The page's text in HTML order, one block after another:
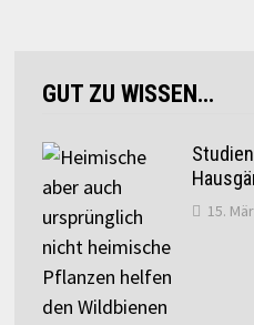
GUT ZU WISSEN…
15.